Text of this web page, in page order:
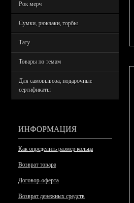
Рок мерч
Сумки, рюкзаки, торбы
Тату
Товары по темам
Для самовывоза; подарочные
сертификаты
ИНФОРМАЦИЯ
Как определить размер кольца
Возврат товара
Договор-оферта
Возврат денежных средств